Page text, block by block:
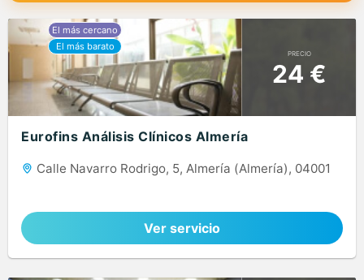
PRECIO
24 €
Eurofins Análisis Clínicos Almería
Calle Navarro Rodrigo, 5, Almería (Almería), 04001
Ver servicio